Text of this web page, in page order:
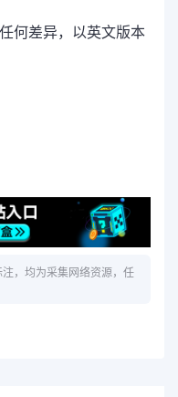
何差异，以英文版本
，均为采集网络资源，任